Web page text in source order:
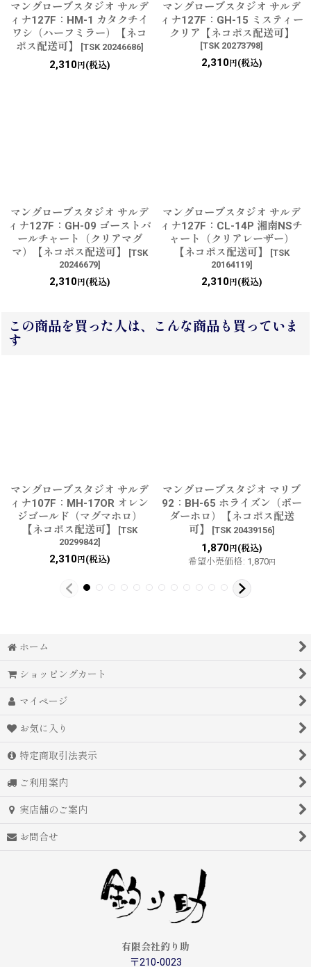
マングローブスタジオ サルデ
ィナ127F：HM-1 カタクチイ
ワシ（ハーフミラー）【ネコ
ポス配送可】
[TSK 20246686]
2,310円(税込)
マングローブスタジオ サルデ
ィナ127F：GH-15 ミスティー
クリア【ネコポス配送可】
[TSK 20273798]
2,310円(税込)
マングローブスタジオ サルデ
ィナ127F：GH-09 ゴーストパ
ールチャート（クリアマグ
マ）【ネコポス配送可】
[TSK
20246679]
2,310円(税込)
マングローブスタジオ サルデ
ィナ127F：CL-14P 湘南NSチ
ャート（クリアレーザー）
【ネコポス配送可】
[TSK
20164119]
2,310円(税込)
この商品を買った人は、こんな商品も買っていま
す
マングローブスタジオ サルデ
ィナ107F：MH-17OR オレン
ジゴールド（マグマホロ）
【ネコポス配送可】
[TSK
20299842]
2,310円(税込)
マングローブスタジオ マリブ
92：BH-65 ホライズン（ボー
ダーホロ）【ネコポス配送
可】
[TSK 20439156]
1,870円(税込)
希望小売価格: 1,870円
ホーム
ショッピングカート
マイページ
お気に入り
特定商取引法表示
ご利用案内
実店舗のご案内
お問合せ
有限会社釣り助
〒210-0023